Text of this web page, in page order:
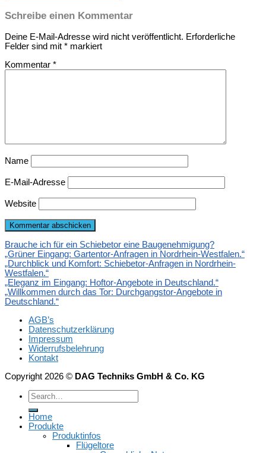
Schreibe einen Kommentar
Deine E-Mail-Adresse wird nicht veröffentlicht. Erforderliche
Felder sind mit * markiert
Kommentar *
Name
E-Mail-Adresse
Website
Brauche ich für ein Schiebetor eine Baugenehmigung?
„Grüner Eingang: Gartentor-Anfragen in Nordrhein-Westfalen.“
„Durchblick und Komfort: Schiebetor-Anfragen in Nordrhein-
Westfalen.“
„Eleganz im Eingang: Hoftor-Angebote in Deutschland.“
„Willkommen durch das Tor: Durchgangstor-Angebote in
Deutschland.“
AGB’s
Datenschutzerklärung
Impressum
Widerrufsbelehrung
Kontakt
Copyright 2026 © DAG Techniks GmbH & Co. KG
Home
Produkte
Produktinfos
Flügeltore